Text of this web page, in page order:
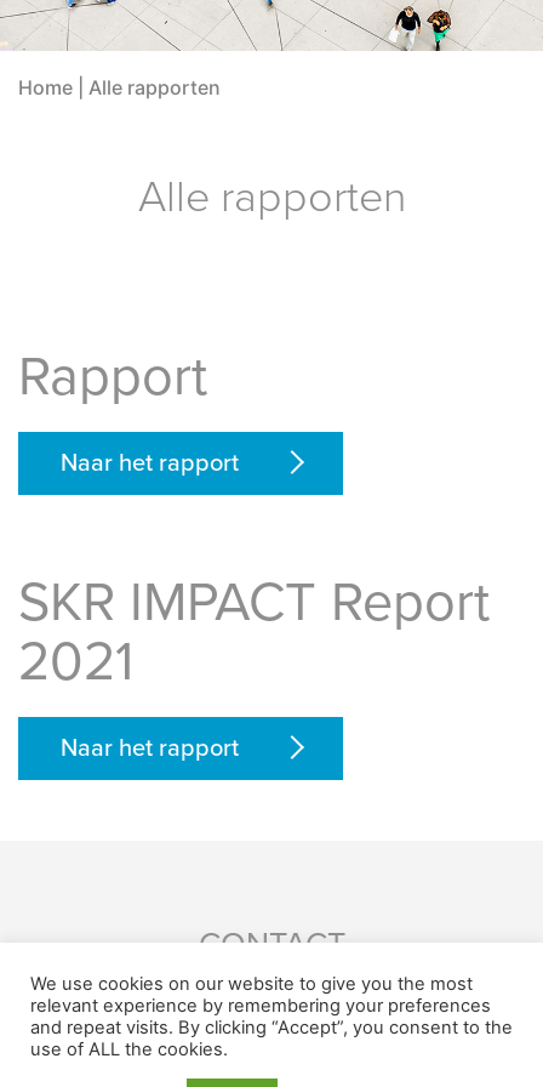
Home Alle rapporten
Alle rapporten
Rapport
Naar het rapport
SKR IMPACT Report
2021
Naar het rapport
CONTACT
M.info@SKR-zorg.nl
We use cookies on our website to give you the most
relevant experience by remembering your preferences
and repeat visits. By clicking “Accept”, you consent to the
use of ALL the cookies.